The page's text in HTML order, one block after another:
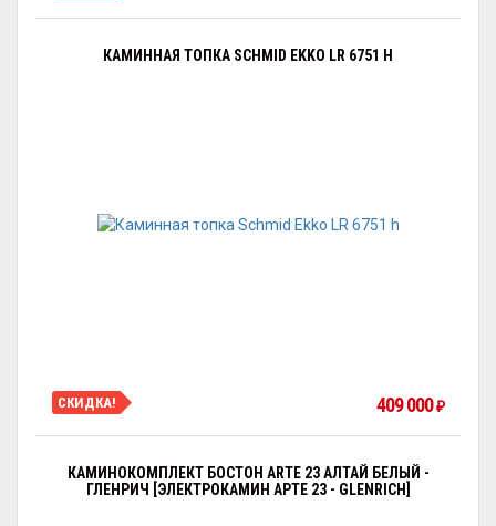
КАМИННАЯ ТОПКА SCHMID EKKO LR 6751 H
СКИДКА! 409 000₽
КАМИНОКОМПЛЕКТ БОСТОН ARTE 23 АЛТАЙ БЕЛЫЙ -
ГЛЕНРИЧ [ЭЛЕКТРОКАМИН АРТЕ 23 - GLENRICH]